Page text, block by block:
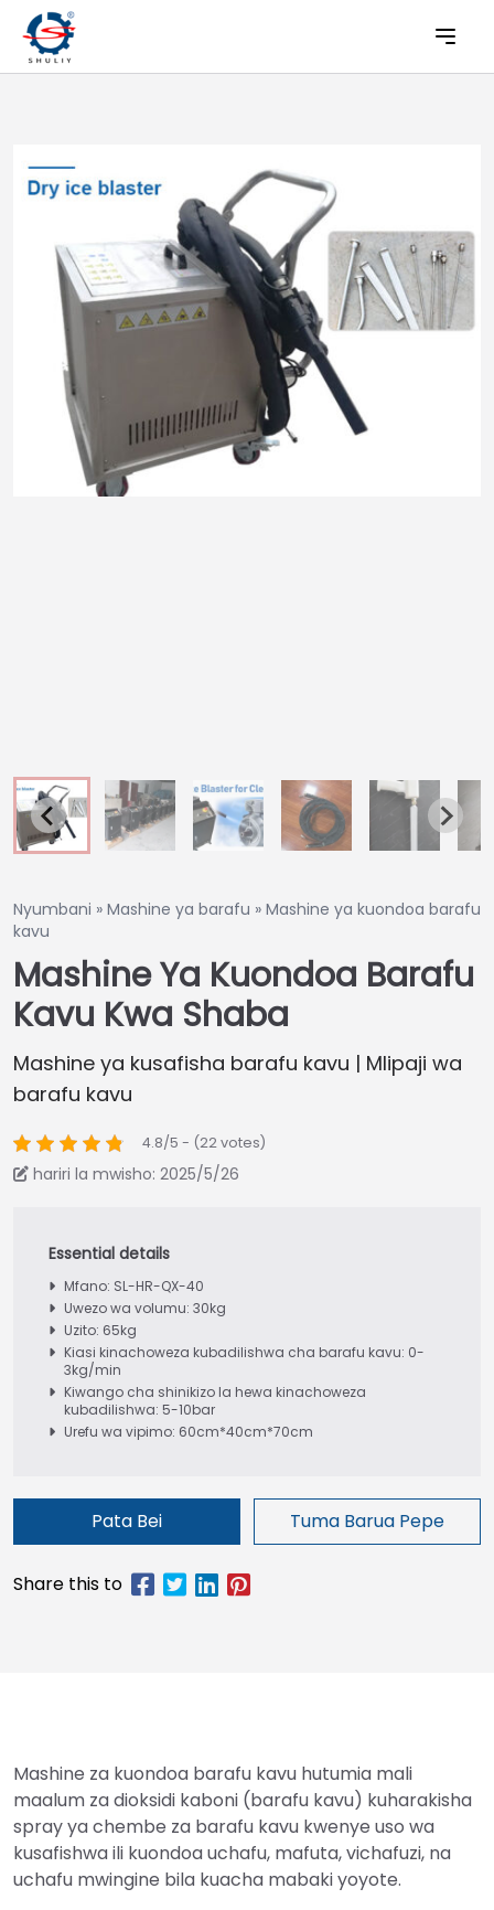
Nyumbani » Mashine ya barafu » Mashine ya kuondoa barafu
kavu
Mashine Ya Kuondoa Barafu
Kavu Kwa Shaba
Mashine ya kusafisha barafu kavu | Mlipaji wa
barafu kavu
4.8/5 - (22 votes)
hariri la mwisho: 2025/5/26
Mfano: SL-HR-QX-40
Uwezo wa volumu: 30kg
Uzito: 65kg
Kiasi kinachoweza kubadilishwa cha barafu kavu: 0-
3kg/min
Kiwango cha shinikizo la hewa kinachoweza
kubadilishwa: 5-10bar
Urefu wa vipimo: 60cm*40cm*70cm
Pata Bei Tuma Barua Pepe
Mashine za kuondoa barafu kavu hutumia mali
maalum za dioksidi kaboni (barafu kavu) kuharakisha
spray ya chembe za barafu kavu kwenye uso wa
kusafishwa ili kuondoa uchafu, mafuta, vichafuzi, na
uchafu mwingine bila kuacha mabaki yoyote.